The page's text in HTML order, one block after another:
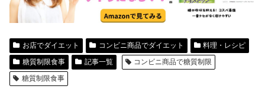
お店でダイエット コンビニ商品でダイエット
料理・レシピ
糖質制限食事
記事一覧
コンビニ商品で糖質制限
糖質制限食事